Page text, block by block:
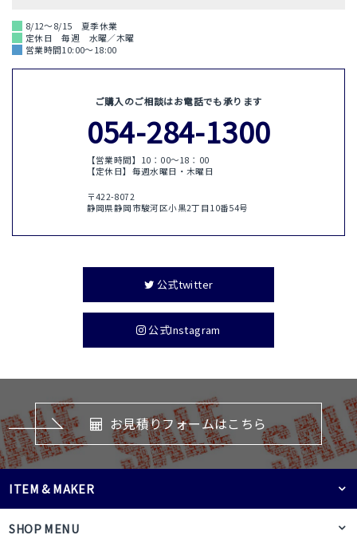
8/12～8/15 夏季休業
定休日 毎週 水曜／木曜
営業時間10:00～18:00
ご購入のご相談はお電話でも承ります
054-284-1300
【営業時間】10：00〜18：00
【定休日】毎週水曜日・木曜日
〒422-8072
静岡県静岡市駿河区小黒2丁目10番54号
公式twitter
公式Instagram
お見積りフォームはこちら
SHOP MENU
ITEM & MAKER